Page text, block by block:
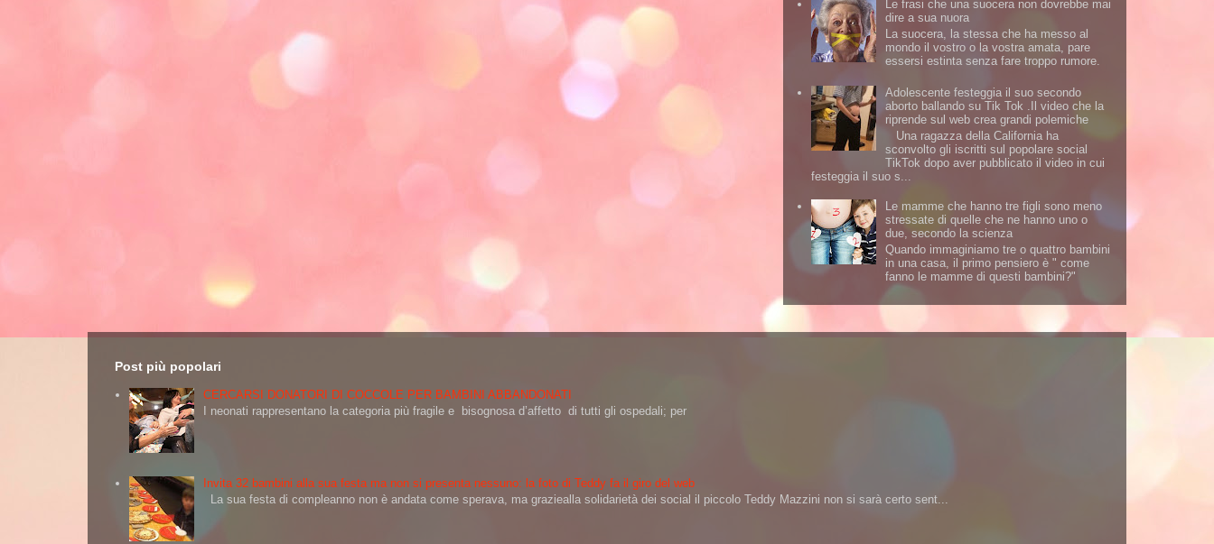
Le frasi che una suocera non dovrebbe mai
dire a sua nuora
La suocera, la stessa che ha messo al
mondo il vostro o la vostra amata, pare
essersi estinta senza fare troppo rumore.
Adolescente festeggia il suo secondo
aborto ballando su Tik Tok .Il video che la
riprende sul web crea grandi polemiche
Una ragazza della California ha
sconvolto gli iscritti sul popolare social
TikTok dopo aver pubblicato il video in cui
festeggia il suo s...
Le mamme che hanno tre figli sono meno
stressate di quelle che ne hanno uno o
due, secondo la scienza
Quando immaginiamo tre o quattro bambini
in una casa, il primo pensiero è " come
fanno le mamme di questi bambini?"
Post più popolari
CERCARSI DONATORI DI COCCOLE PER BAMBINI ABBANDONATI
I neonati rappresentano la categoria più fragile e bisognosa d’affetto di tutti gli ospedali; per
Invita 32 bambini alla sua festa ma non si presenta nessuno: la foto di Teddy fa il giro del web
La sua festa di compleanno non è andata come sperava, ma graziealla solidarietà dei social il piccolo Teddy Mazzini non si sarà certo sent...